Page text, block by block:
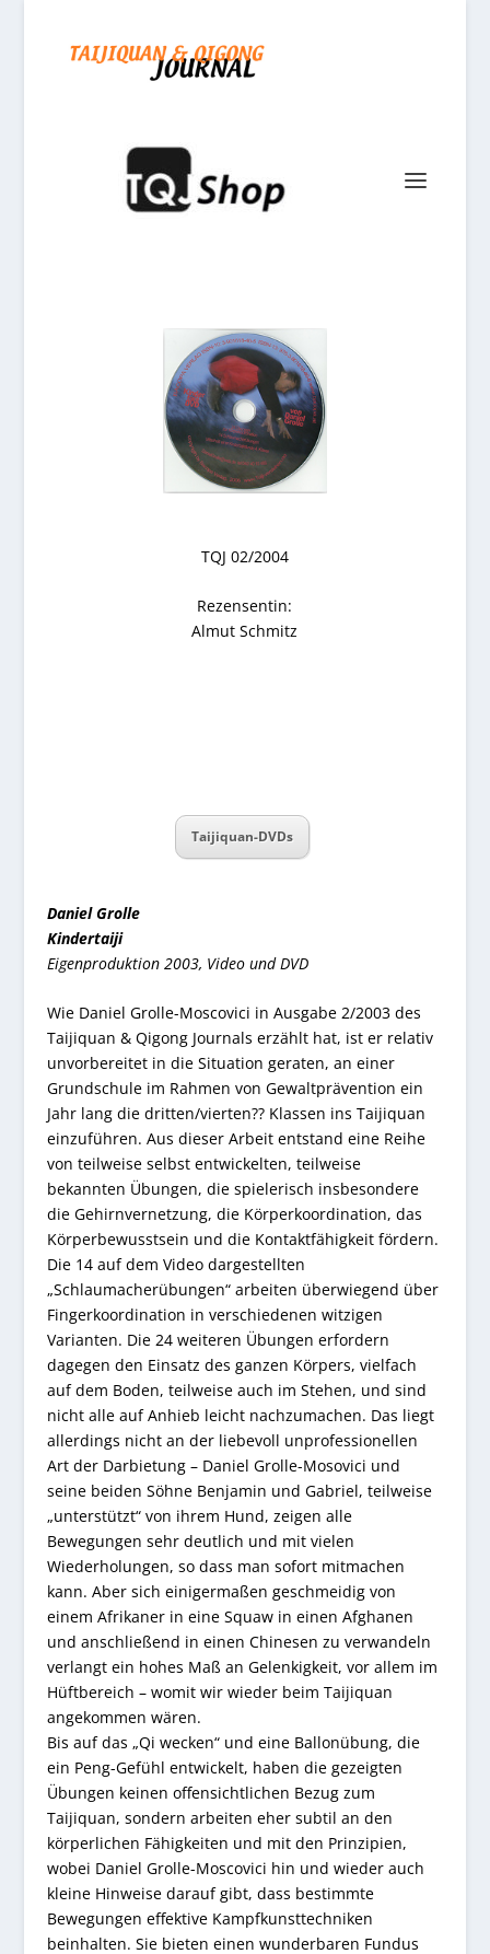
TQJ 02/2004
Rezensentin:
Almut Schmitz
Taijiquan-DVDs
Daniel Grolle
Kindertaiji
Eigenproduktion 2003, Video und DVD
Wie Daniel Grolle-Moscovici in Ausgabe 2/2003 des
Taijiquan & Qigong Journals erzählt hat, ist er relativ
unvorbereitet in die Situation geraten, an einer
Grundschule im Rahmen von Gewaltprävention ein
Jahr lang die dritten/vierten?? Klassen ins Taijiquan
einzuführen. Aus dieser Arbeit entstand eine Reihe
von teilweise selbst entwickelten, teilweise
bekannten Übungen, die spielerisch insbesondere
die Gehirnvernetzung, die Körperkoordination, das
Körperbewusstsein und die Kontaktfähigkeit fördern.
Die 14 auf dem Video dargestellten
„Schlaumacherübungen“ arbeiten überwiegend über
Fingerkoordination in verschiedenen witzigen
Varianten. Die 24 weiteren Übungen erfordern
dagegen den Einsatz des ganzen Körpers, vielfach
auf dem Boden, teilweise auch im Stehen, und sind
nicht alle auf Anhieb leicht nachzumachen. Das liegt
allerdings nicht an der liebevoll unprofessionellen
Art der Darbietung – Daniel Grolle-Mosovici und
seine beiden Söhne Benjamin und Gabriel, teilweise
„unterstützt“ von ihrem Hund, zeigen alle
Bewegungen sehr deutlich und mit vielen
Wiederholungen, so dass man sofort mitmachen
kann. Aber sich einigermaßen geschmeidig von
einem Afrikaner in eine Squaw in einen Afghanen
und anschließend in einen Chinesen zu verwandeln
verlangt ein hohes Maß an Gelenkigkeit, vor allem im
Hüftbereich – womit wir wieder beim Taijiquan
angekommen wären.
Bis auf das „Qi wecken“ und eine Ballonübung, die
ein Peng-Gefühl entwickelt, haben die gezeigten
Übungen keinen offensichtlichen Bezug zum
Taijiquan, sondern arbeiten eher subtil an den
körperlichen Fähigkeiten und mit den Prinzipien,
wobei Daniel Grolle-Moscovici hin und wieder auch
kleine Hinweise darauf gibt, dass bestimmte
Bewegungen effektive Kampfkunsttechniken
beinhalten. Sie bieten einen wunderbaren Fundus